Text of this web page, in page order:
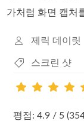
가처럼 화면 캡처
제릭 데이릿
스크린 샷
평점: 4.9 / 5